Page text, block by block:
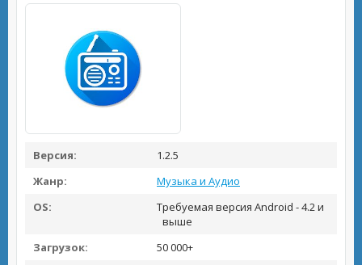
Версия:
1.2.5
Жанр:
Музыка и Аудио
OS:
Требуемая версия Android - 4.2 и
выше
Загрузок:
50 000+